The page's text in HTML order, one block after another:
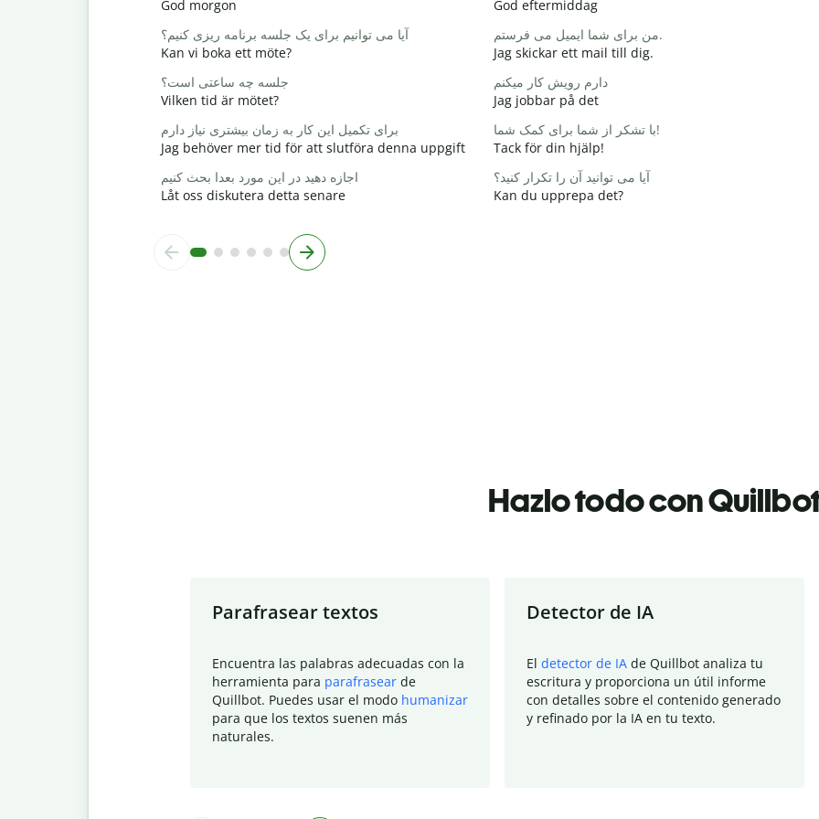
God morgon
God eftermiddag
آیا می توانیم برای یک جلسه برنامه ریزی کنیم؟
Kan vi boka ett möte?
من برای شما ایمیل می فرستم.
Jag skickar ett mail till dig.
جلسه چه ساعتی است؟
Vilken tid är mötet?
دارم رویش کار میکنم
Jag jobbar på det
برای تکمیل این کار به زمان بیشتری نیاز دارم
Jag behöver mer tid för att slutföra denna uppgift
با تشکر از شما برای کمک شما!
Tack för din hjälp!
اجازه دهید در این مورد بعدا بحث کنیم
Låt oss diskutera detta senare
آیا می توانید آن را تکرار کنید؟
Kan du upprepa det?
Hazlo todo con
Parafrasear textos
Encuentra las palabras adecuadas con la
herramienta para parafrasear de
Quillbot. Puedes usar el modo humanizar
para que los textos suenen más
naturales.
Detector de IA
El detector de IA de Quillbot analiza tu
escritura y proporciona un útil informe
con detalles sobre el contenido generado
y refinado por la IA en tu texto.